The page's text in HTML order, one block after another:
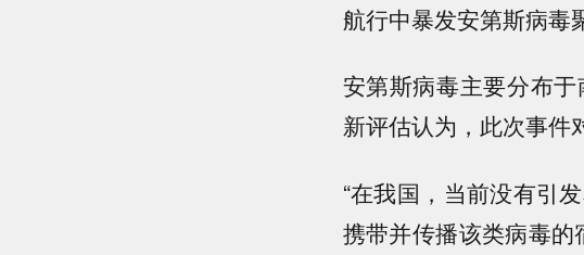
航行中暴发安第斯病毒
安第斯病毒主要分布
新评估认为，此次事件
“在我国，当前没有引
携带并传播该类病毒